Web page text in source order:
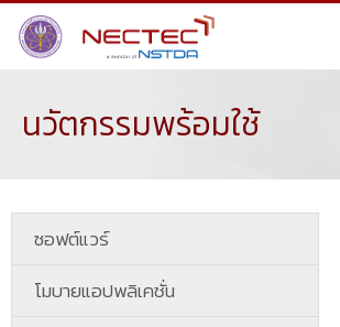
นวัตกรรมพร้อมใช้
ซอฟต์แวร์
โมบายแอปพลิเคชั่น